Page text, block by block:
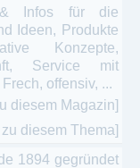
Infos für die
Ideen, Produkte
Konzepte,
Service mit
offensiv, ...
diesem Magazin]
zu diesem Thema]
1894 gegründet